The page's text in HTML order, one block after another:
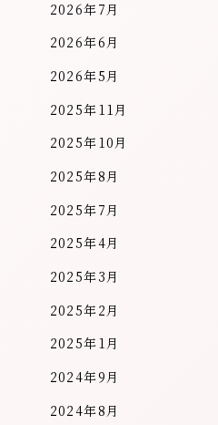
2026年7月
2026年6月
2026年5月
2025年11月
2025年10月
2025年8月
2025年7月
2025年4月
2025年3月
2025年2月
2025年1月
2024年9月
2024年8月